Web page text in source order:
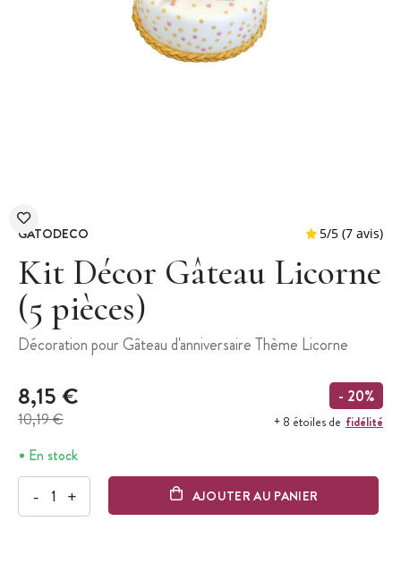
GATODECO
Kit Décor Gâteau Licorne
(5 pièces)
Décoration pour Gâteau d'anniversaire Thème Licorne
8,15 €
10,19 €
- 20%
+ 8 étoiles de fidélité
En stock
- + AJOUTER AU PANIER